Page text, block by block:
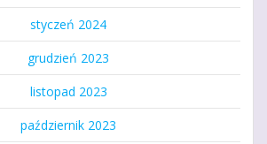
styczeń 2024
grudzień 2023
listopad 2023
październik 2023